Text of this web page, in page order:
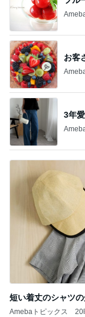
お客
3年
短い着丈のシャツ
Amebaトピックス 20